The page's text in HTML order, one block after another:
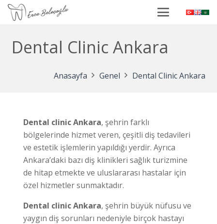
Dental Clinic Ankara
Anasayfa Genel Dental Clinic Ankara
Dental clinic Ankara, şehrin farklı
bölgelerinde hizmet veren, çeşitli diş tedavileri
ve estetik işlemlerin yapıldığı yerdir. Ayrıca
Ankara’daki bazı diş klinikleri sağlık turizmine
de hitap etmekte ve uluslararası hastalar için
özel hizmetler sunmaktadır.
Dental clinic Ankara, şehrin büyük nüfusu ve
yaygın diş sorunları nedeniyle birçok hastayı